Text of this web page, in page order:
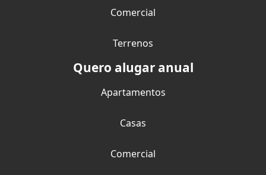
Comercial
Terrenos
Quero alugar anual
Apartamentos
Casas
Comercial